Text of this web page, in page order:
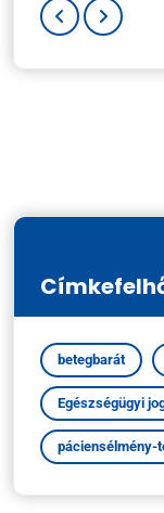
betegbarát
Egészségügyi
páciensélmény-